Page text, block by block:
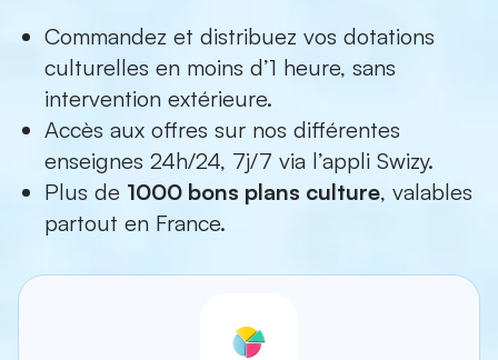
Commandez et distribuez vos dotations
culturelles en moins d’1 heure, sans
intervention extérieure.
Accès aux offres sur nos différentes
enseignes 24h/24, 7j/7 via l’appli Swizy.
Plus de 1000 bons plans culture, valables
partout en France.